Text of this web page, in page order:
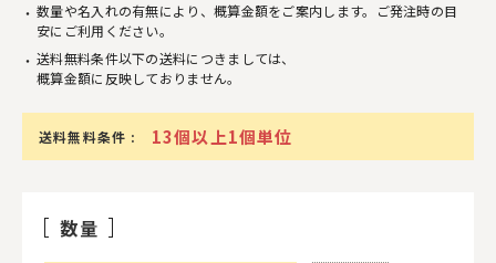
数量や名入れの有無により、概算金額をご案内します。ご発注時の目
安にご利用ください。
送料無料条件以下の送料につきましては、
概算金額に反映しておりません。
送料無料条件 : 13個以上1個単位
数量